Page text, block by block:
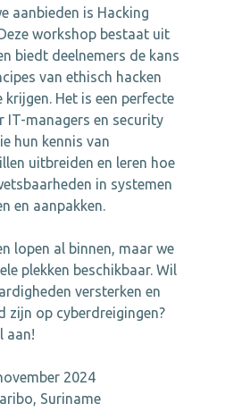
aanbieden is Hacking
workshop bestaat uit
biedt deelnemers de kans
van ethisch hacken
krijgen. Het is een perfecte
managers en security
hun kennis van
uitbreiden en leren hoe
in systemen
en aanpakken.
lopen al binnen, maar we
plekken beschikbaar. Wil
versterken en
zijn op cyberdreigingen?
aan!
2024
Suriname